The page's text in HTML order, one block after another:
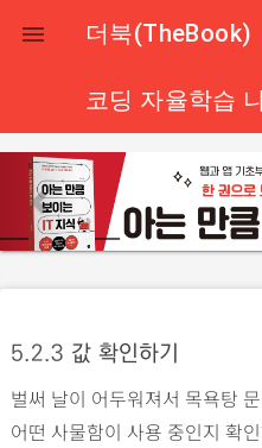
 더북(TheBook)
코딩 자율학습
p
r
e
u
s
5.2.3 값 확인하기
벌써 날이 어두워져서 목욕탕
어떤 사물함이 사용 중인지 확